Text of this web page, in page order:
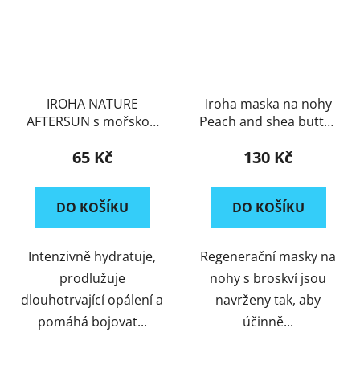
IROHA NATURE
AFTERSUN s mořskou
65 Kč
DO KOŠÍKU
Intenzivně hydratuje,
prodlužuje
dlouhotrvající opálení a
pomáhá bojovat...
Iroha maska na nohy
Peach and shea butter
130 Kč
DO KOŠÍKU
Regenerační masky na
nohy s broskví jsou
navrženy tak, aby
účinně...